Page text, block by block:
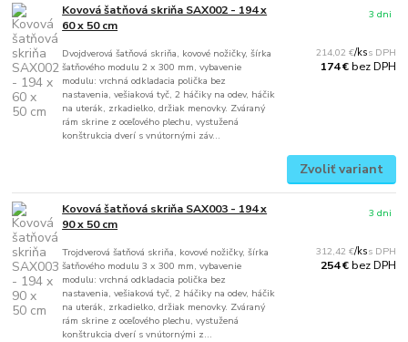
Kovová šatňová skriňa SAX002 - 194 x
60 x 50 cm
Dvojdverová šatňová skriňa, kovové nožičky, šírka
šatňového modulu 2 x 300 mm, vybavenie
modulu: vrchná odkladacia polička bez
nastavenia, vešiaková tyč, 2 háčiky na odev, háčik
na uterák, zrkadielko, držiak menovky. Zváraný
rám skrine z oceľového plechu, vystužená
konštrukcia dverí s vnútornými záv...
214,02 €/ks
174 €bez DPH
3 dni
Zvoliť variant
Kovová šatňová skriňa SAX003 - 194 x
90 x 50 cm
Trojdverová šatňová skriňa, kovové nožičky, šírka
šatňového modulu 3 x 300 mm, vybavenie
modulu: vrchná odkladacia polička bez
nastavenia, vešiaková tyč, 2 háčiky na odev, háčik
na uterák, zrkadielko, držiak menovky. Zváraný
rám skrine z oceľového plechu, vystužená
konštrukcia dverí s vnútornými z...
312,42 €/ks
254 €bez DPH
3 dni